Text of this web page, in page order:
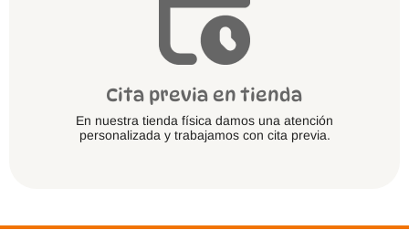
Cita previa en tienda
En nuestra tienda física damos una atención
personalizada y trabajamos con cita previa.